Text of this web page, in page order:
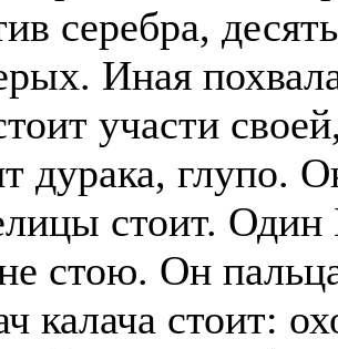
Также смотрите
отправке в другие
А также
рабочий,
стикеровщик.
# работа за границей
В таких банках, как
Промсвязьбанк,
А также в компаниях:
СДЭК, ПЭК и т.д.
В направлениях: без
консультирование,
серебра,
Иная
участи
дурака, глупо.
стоит. Один
стою. Он
калача стоит: